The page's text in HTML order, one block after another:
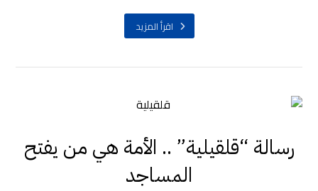
اقرأ المزيد
رسالة “قلقيلية” .. الأمة هي من يفتح
المساجد